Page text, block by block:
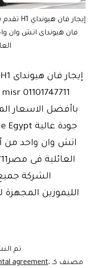
فان هيونداى اتش وان
باأفضل الاسعار
اتش وان واحد من
الشركة جميع
الليموزين
تم
مصنف كـ agreement،